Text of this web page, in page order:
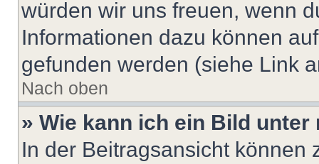
würden wir uns freuen, wenn
Informationen dazu können
gefunden werden (siehe Link
Nach oben
» Wie kann ich ein Bild
In der Beitragsansicht können